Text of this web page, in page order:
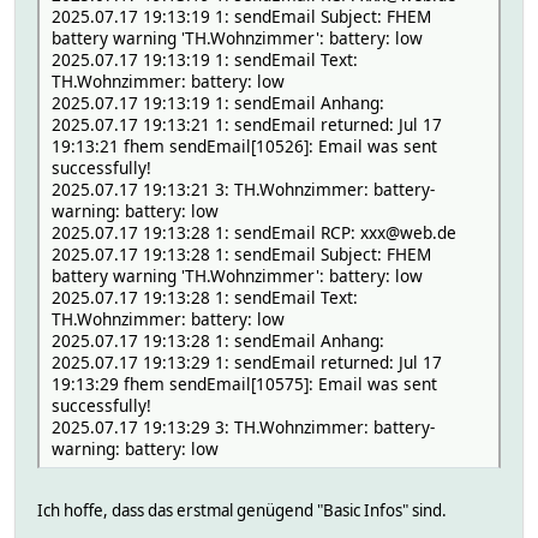
# TIME 1752773718.84336
# VALUE T: 25.8 H: 50
# temperature:
# myDbLog:
# TIME 1752773718.84336
# VALUE 25.8
# READINGS:
# 2025-07-17 19:35:17 1 12.0
# 2025-07-17 19:35:17 D 14.6
# 2025-07-16 18:12:07 IODev
# 2025-07-17 19:35:17 battery low
# 2025-07-17 19:35:17 dewpoint 14.6
# 2022-03-01 17:20:39 error 0
# 2025-07-14 18:58:46 gas1 9240212
# 2025-07-17 19:35:17 humidity 50
# 2025-07-14 18:58:46 pressure 4102
# 2025-07-14 18:58:46 rain 240
# 2025-07-18 19:59:55 statHumidityTendency 1h: +0
# 2025-07-18 19:59:55 statTemperatureTendency 1h:
# 2025-07-17 19:35:17 state T: 25.8 H: 50
# 2025-07-17 19:35:17 temperature 25.8
# 2025-07-14 18:58:46 windDirectionText ESE
# FileLog_T.Kuehlschrank 1
# HEM 1
# HM_HM_CC_RT_DN_MEQ0182022 1
# HM_HM_CC_RT_DN_NEQ0879765 1
# HM_HM_CC_RT_DN_OEQ0244598 1
# HM_HM_CC_RT_DN_OEQ1702554 1
# HM_HM_ES_PMSw1_Pl_KEQ0221455 1
# HM_HM_ES_PMSw1_Pl_KEQ0221559 1
# HM_HM_ES_PMSw1_Pl_LEQ0272507 1
# HM_HM_LC_Dim1T_Pl_2_JEQ0193815 1
# HM_HM_RCV_50_BidCoS_RF 1
# HM_HM_Sec_SCo_OEQ0702210 1
# HM_HM_Sec_SCo_OEQ0702243 1
# HM_HM_Sec_SCo_OEQ0703158 1
# HM_HM_Sec_SCo_OEQ0703203 1
# HM_HM_TC_IT_WM_W_EU_LEQ0003628 1
# HM_HM_TC_IT_WM_W_EU_LEQ1461262 1
# HM_HM_TC_IT_WM_W_EU_OEQ0301751 1
# HM_HM_TC_IT_WM_W_EU_PEQ1185938 1
# HM_HM_WDS10_TH_O_JEQ0267478 1
# IT_0F0FFFFF0F 1
# IT_1527x7f12d 1
# IT_1527xb3307 1
2025.07.17 19:13:19 1: sendEmail Subject: FHEM
battery warning 'TH.Wohnzimmer': battery: low
2025.07.17 19:13:19 1: sendEmail Text:
TH.Wohnzimmer: battery: low
2025.07.17 19:13:19 1: sendEmail Anhang:
2025.07.17 19:13:21 1: sendEmail returned: Jul 17
19:13:21 fhem sendEmail[10526]: Email was sent
successfully!
2025.07.17 19:13:21 3: TH.Wohnzimmer: battery-
warning: battery: low
2025.07.17 19:13:28 1: sendEmail RCP: xxx@web.de
2025.07.17 19:13:28 1: sendEmail Subject: FHEM
battery warning 'TH.Wohnzimmer': battery: low
2025.07.17 19:13:28 1: sendEmail Text:
TH.Wohnzimmer: battery: low
2025.07.17 19:13:28 1: sendEmail Anhang:
2025.07.17 19:13:29 1: sendEmail returned: Jul 17
19:13:29 fhem sendEmail[10575]: Email was sent
successfully!
2025.07.17 19:13:29 3: TH.Wohnzimmer: battery-
warning: battery: low
Ich hoffe, dass das erstmal genügend "Basic Infos" sind.